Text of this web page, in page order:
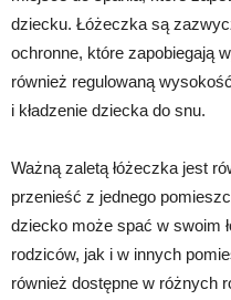
dziecku. Łóżeczka są
ochronne, które zapobiegają
również regulowaną
i kładzenie dziecka do snu.
Ważną zaletą łóżeczka jest
przenieść z jednego
dziecko może spać w swoim
rodziców, jak i w innych
również dostępne w różnych